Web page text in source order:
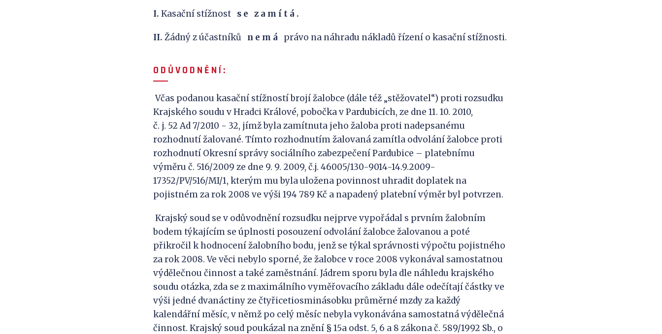
I. Kasační stížnost s e z a m í t á .
II. Žádný z účastníků n e m á právo na náhradu nákladů řízení o kasační stížnosti.
O D Ů V O D N Ě N Í :
Včas podanou kasační stížností brojí žalobce (dále též „stěžovatel“) proti rozsudku
Krajského soudu v Hradci Králové, pobočka v Pardubicích, ze dne 11. 10. 2010,
č. j. 52 Ad 7/2010 - 32, jímž byla zamítnuta jeho žaloba proti nadepsanému
rozhodnutí žalované. Tímto rozhodnutím žalovaná zamítla odvolání žalobce proti
rozhodnutí Okresní správy sociálního zabezpečení Pardubice – platebnímu
výměru č. 516/2009 ze dne 9. 9. 2009, č.j. 46005/130-9014-14.9.2009-
17352/PV/516/MI/1, kterým mu byla uložena povinnost uhradit doplatek na
pojistném za rok 2008 ve výši 194 789 Kč a napadený platební výměr byl potvrzen.
Krajský soud se v odůvodnění rozsudku nejprve vypořádal s prvním žalobním
bodem týkajícím se úplnosti posouzení odvolání žalobce žalovanou a poté
přikročil k hodnocení žalobního bodu, jenž se týkal správnosti výpočtu pojistného
za rok 2008. Ve věci nebylo sporné, že žalobce v roce 2008 vykonával samostatnou
výdělečnou činnost a také zaměstnání. Jádrem sporu byla dle náhledu krajského
soudu otázka, zda se z maximálního vyměřovacího základu dále odečítají částky ve
výši jedné dvanáctiny ze čtyřicetiosminásobku průměrné mzdy za každý
kalendářní měsíc, v němž po celý měsíc nebyla vykonávána samostatná výdělečná
činnost. Krajský soud poukázal na znění § 15a odst. 5, 6 a 8 zákona č. 589/1992 Sb., o